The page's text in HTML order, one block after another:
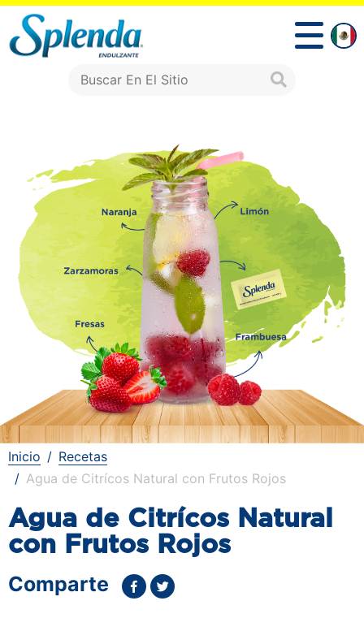
Inicio
Recetas
Agua de Citrícos Natural con Frutos Rojos
Agua de Citrícos Natural
con Frutos Rojos
Comparte